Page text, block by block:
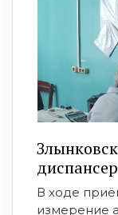
В ходе
измерение